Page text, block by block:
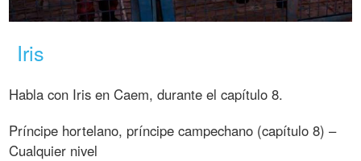
Iris
Habla con Iris en Caem, durante el capítulo 8.
Príncipe hortelano, príncipe campechano (capítulo 8) –
Cualquier nivel